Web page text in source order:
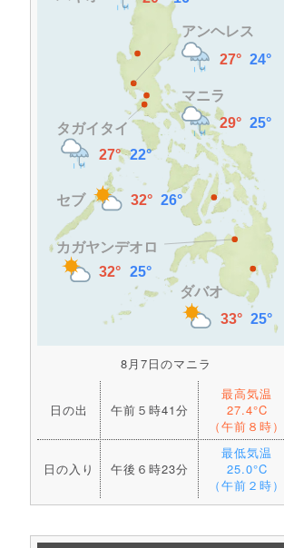
8月7日のマニラ
日の出 午前５時41分
最高気温
27.4°C
（午前８時）
日の入り 午後６時23分
最低気温
25.0°C
（午前２時）